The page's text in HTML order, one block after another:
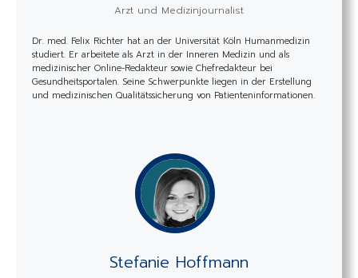
Arzt und Medizinjournalist
Dr. med. Felix Richter hat an der Universität Köln Humanmedizin
studiert. Er arbeitete als Arzt in der Inneren Medizin und als
medizinischer Online-Redakteur sowie Chefredakteur bei
Gesundheitsportalen. Seine Schwerpunkte liegen in der Erstellung
und medizinischen Qualitätssicherung von Patienteninformationen.
Stefanie Hoffmann